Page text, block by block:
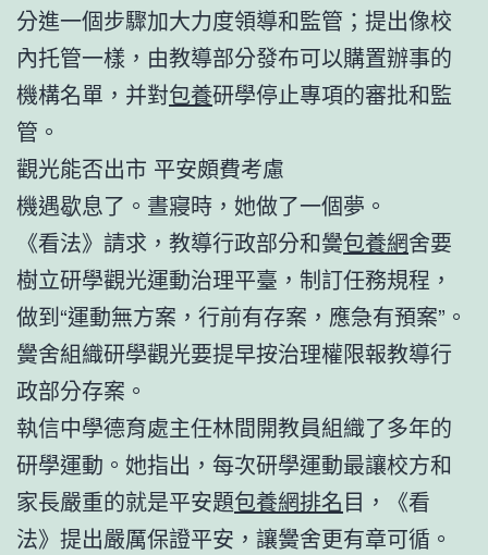
分進一個步驟加大力度領導和監管；提出像校
內托管一樣，由教導部分發布可以購置辦事的
機構名單，并對包養研學停止專項的審批和監
管。
觀光能否出市 平安頗費考慮
機遇歇息了。晝寢時，她做了一個夢。
《看法》請求，教導行政部分和黌包養網舍要
樹立研學觀光運動治理平臺，制訂任務規程，
做到“運動無方案，行前有存案，應急有預案”。
黌舍組織研學觀光要提早按治理權限報教導行
政部分存案。
執信中學德育處主任林間開教員組織了多年的
研學運動。她指出，每次研學運動最讓校方和
家長嚴重的就是平安題包養網排名目，《看
法》提出嚴厲保證平安，讓黌舍更有章可循。